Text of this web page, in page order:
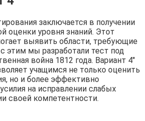
заключается в получении
оценки уровня знаний. Этот
выявить области, требующие
этим мы разработали тест под
война 1812 года. Вариант 4"
учащимся не только оценить
но и более эффективно
на исправлении слабых
своей компетентности.